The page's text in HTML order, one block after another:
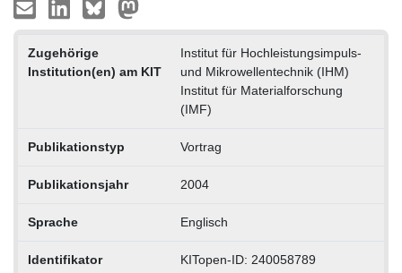
Zugehörige
Institution(en) am KIT
Institut für Hochleistungsimpuls-
und Mikrowellentechnik (IHM)
Institut für Materialforschung
(IMF)
Publikationstyp Vortrag
Publikationsjahr 2004
Sprache Englisch
Identifikator KITopen-ID: 240058789